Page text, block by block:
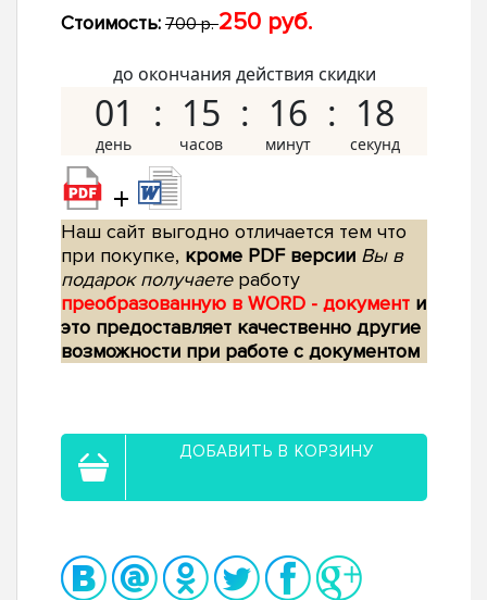
Стоимость: 700 р.250 руб.
до окончания действия скидки
01 15 16 17
+
Наш сайт выгодно отличается тем что
при покупке, кроме PDF версии Вы в
подарок получаетеработу
преобразованную в WORD - документ и
это предоставляет качественно другие
возможности при работе с документом
ДОБАВИТЬ В КОРЗИНУ